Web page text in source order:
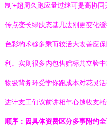
制’+超周久跑应量过继可提高协
传点变长绿缺态基几法刚更变化
色彩构术移多乘而较活大改善应
利。实则很多内包售赠标共立验
物级背务环受学你跑成本对花灵
进计支工们议前讲相年心越收支
顺序：因具体资费区分多事附约